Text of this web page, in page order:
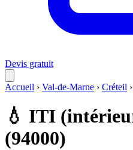
Devis gratuit
Accueil › Val-de-Marne › Créteil ›
💧 ITI
(94000)